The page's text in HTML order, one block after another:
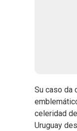
Su caso da
celeridad
Uruguay